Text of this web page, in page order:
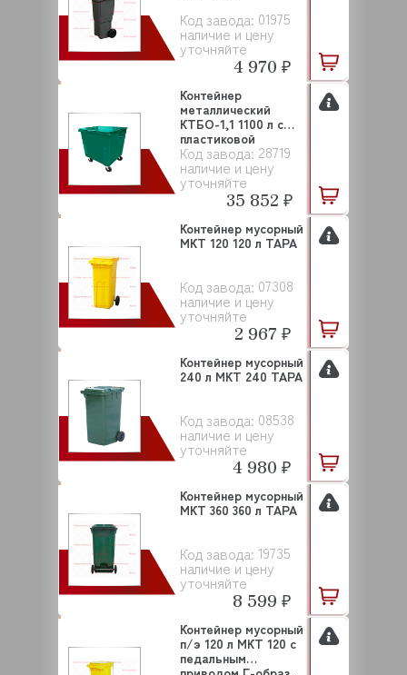
Код завода: 01975
наличие и цену
уточняйте
4 970 ₽
Код завода: 28719
наличие и цену
уточняйте
Контейнер
металлический
КТБО-1,1 1100 л с
пластиковой
крышкой на ...
35 852 ₽
Код завода: 07308
наличие и цену
уточняйте
Контейнер мусорный
МКТ 120 120 л ТАРА
2 967 ₽
Код завода: 08538
наличие и цену
уточняйте
Контейнер мусорный
240 л МКТ 240 ТАРА
4 980 ₽
Код завода: 19735
наличие и цену
уточняйте
Контейнер мусорный
МКТ 360 360 л ТАРА
8 599 ₽
Контейнер мусорный
п/э 120 л МКТ 120 с
педальным